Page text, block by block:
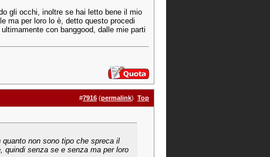
gli occhi, inoltre se hai letto bene il mio
ma per loro lo è, detto questo procedi
con banggood, dalle mie parti
#7916 (permalink) Top
non sono tipo che spreca il
quindi senza se e senza ma per loro